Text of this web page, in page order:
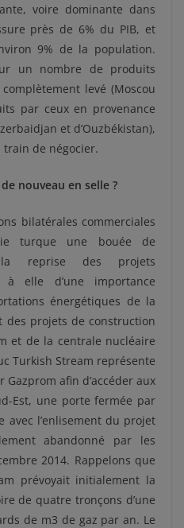
voire dominante dans
près de 6% du PIB, et
9% de la population.
un nombre de produits
levé (Moscou
par ceux en provenance
et d’Ouzbékistan),
train de négocier.
nouveau en selle ?
bilatérales commerciales
turque une bouée de
la reprise des projets
elle d’une importance
énergétiques de la
des projets de construction
et de la centrale nucléaire
Turkish Stream représente
afin d’accéder aux
Est, une porte fermée par
avec l’enlisement du projet
abandonné par les
2014. Rappelons que
prévoyait initialement la
de quatre tronçons d’une
de m3 de gaz par an. Le